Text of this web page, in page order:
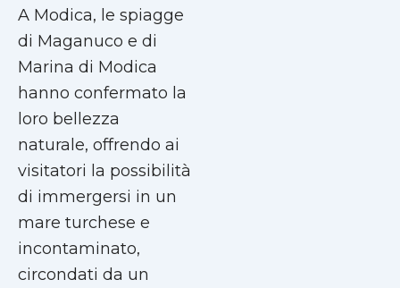
A Modica, le spiagge
di Maganuco e di
Marina di Modica
hanno confermato la
loro bellezza
naturale, offrendo ai
visitatori la possibilità
di immergersi in un
mare turchese e
incontaminato,
circondati da un